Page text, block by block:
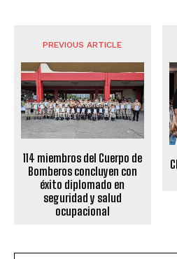
PREVIOUS ARTICLE
114 miembros del Cuerpo de
Bomberos concluyen con
éxito diplomado en
seguridad y salud
ocupacional